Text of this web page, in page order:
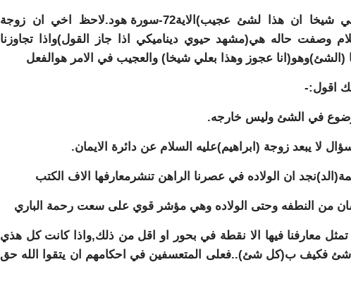
عجوز وهذا بعلي شيخا ان هذا لشئ عجيب)الاية72-سورة هود.لاحظ اخي ان زوجة
وصفت حاله هي(مشهد حيوي ديناميكي اذا جاز القول)واذا تجاوزنا
(الشئ)وهو(انا عجوز وهذا بعلي شيخا) والعجيب في الامر هوالفعل
اقول:-
من النطفه وحتى الولاده وهي مؤشر قوي على سعت رحمة الباري
معارفنا فيها الا نقطة في بحور او اقل من ذلك,واذا كانت كل هذي
فكيف ب(كل شئ)..فعلى المتعسفين في احكامهم ان يتقوا الله حق